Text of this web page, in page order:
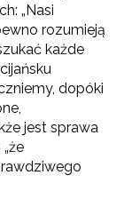
„Nasi
rozumieją
każde
dopóki
jest sprawa